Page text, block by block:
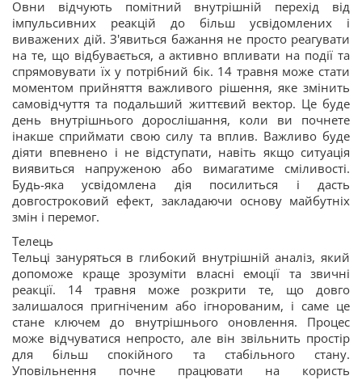
Овни відчують помітний внутрішній перехід від
імпульсивних реакцій до більш усвідомлених і
виважених дій. З'явиться бажання не просто реагувати
на те, що відбувається, а активно впливати на події та
спрямовувати їх у потрібний бік. 14 травня може стати
моментом прийняття важливого рішення, яке змінить
самовідчуття та подальший життєвий вектор. Це буде
день внутрішнього дорослішання, коли ви почнете
інакше сприймати свою силу та вплив. Важливо буде
діяти впевнено і не відступати, навіть якщо ситуація
виявиться напруженою або вимагатиме сміливості.
Будь-яка усвідомлена дія посилиться і дасть
довгостроковий ефект, закладаючи основу майбутніх
змін і перемог.
Телець
Тельці зануряться в глибокий внутрішній аналіз, який
допоможе краще зрозуміти власні емоції та звичні
реакції. 14 травня може розкрити те, що довго
залишалося пригніченим або ігнорованим, і саме це
стане ключем до внутрішнього оновлення. Процес
може відчуватися непросто, але він звільнить простір
для більш спокійного та стабільного стану.
Уповільнення почне працювати на користь